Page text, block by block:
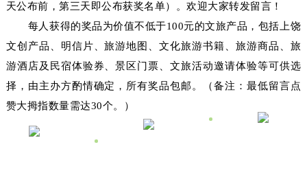
天公布前，第三天即公布获奖名单）。欢迎大家转发留言！
每人获得的奖品为价值不低于100元的文旅产品，包括上饶
文创产品、明信片、旅游地图、文化旅游书籍、旅游商品、旅
游酒店及民宿体验券、景区门票、文旅活动邀请体验等可供选
择，由主办方酌情确定，所有奖品包邮。（备注：最低留言点
赞大拇指数量需达30个。）